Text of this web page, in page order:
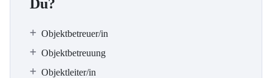
Du?
Objektbetreuer/in
Objektbetreuung
Objektleiter/in